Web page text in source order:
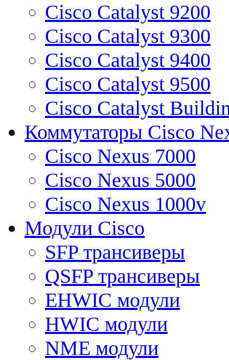
Cisco Catalyst 9200
Cisco Catalyst 9300
Cisco Catalyst 9400
Cisco Catalyst 9500
Cisco Catalyst
Коммутаторы Cisco
Cisco Nexus 7000
Cisco Nexus 5000
Cisco Nexus 1000v
Модули Cisco
SFP трансиверы
QSFP трансиверы
EHWIC модули
HWIC модули
NME модули